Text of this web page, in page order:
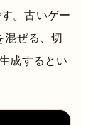
。古いゲー
混ぜる、切
成するとい